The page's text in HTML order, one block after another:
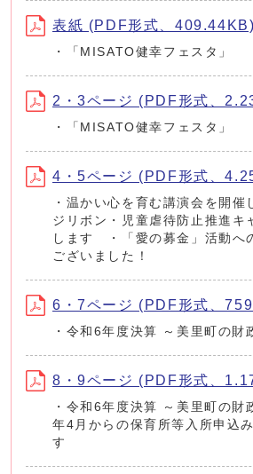
表紙 (PDF形式、409.44KB)
・「MISATO健幸フェスタ」
2・3ページ (PDF形式、
・「MISATO健幸フェスタ」
4・5ページ (PDF形式、
・温かい心を育む講演会を開
ジリボン・児童虐待防止推進キ
します ・「愛の募金」活動へ
ございました！
6・7ページ (PDF形式、
・令和6年度決算 ～美里町の財
8・9ページ (PDF形式、
・令和6年度決算 ～美里町の
年4月からの保育所等入所申込
す